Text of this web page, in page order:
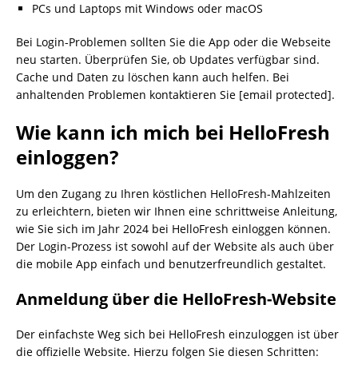
PCs und Laptops mit Windows oder macOS
Bei Login-Problemen sollten Sie die App oder die Webseite
neu starten. Überprüfen Sie, ob Updates verfügbar sind.
Cache und Daten zu löschen kann auch helfen. Bei
anhaltenden Problemen kontaktieren Sie [email protected].
Wie kann ich mich bei HelloFresh
einloggen?
Um den Zugang zu Ihren köstlichen HelloFresh-Mahlzeiten
zu erleichtern, bieten wir Ihnen eine schrittweise Anleitung,
wie Sie sich im Jahr 2024 bei HelloFresh einloggen können.
Der Login-Prozess ist sowohl auf der Website als auch über
die mobile App einfach und benutzerfreundlich gestaltet.
Anmeldung über die HelloFresh-Website
Der einfachste Weg sich bei HelloFresh einzuloggen ist über
die offizielle Website. Hierzu folgen Sie diesen Schritten: